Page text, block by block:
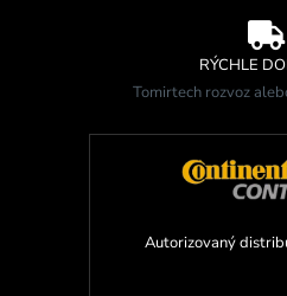

RÝCHLE
Tomirtech rozvoz
Autorizovaný